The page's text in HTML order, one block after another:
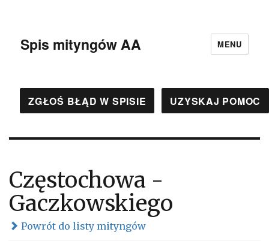
Spis mityngów AA MENU
ZGŁOŚ BŁĄD W SPISIE UZYSKAJ POMOC
Częstochowa -
Gaczkowskiego
Powrót do listy mityngów